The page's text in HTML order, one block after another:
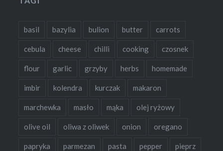
basil bazylia bulion butter carrots
cebula cheese chilli cooking czosnek
flour garlic grzyby herbs homemade
imbir kolendra kurczak makaron
marchewka masło mąka olej ryżowy
olive oil oliwa z oliwek onion oregano
papryka parmezan pasta pepper pieprz